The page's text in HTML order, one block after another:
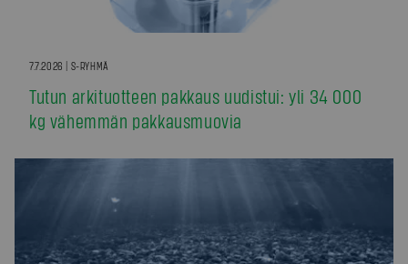
7.7.2026 | S-RYHMÄ
Tutun arkituotteen pakkaus uudistui: yli 34 000
kg vähemmän pakkausmuovia